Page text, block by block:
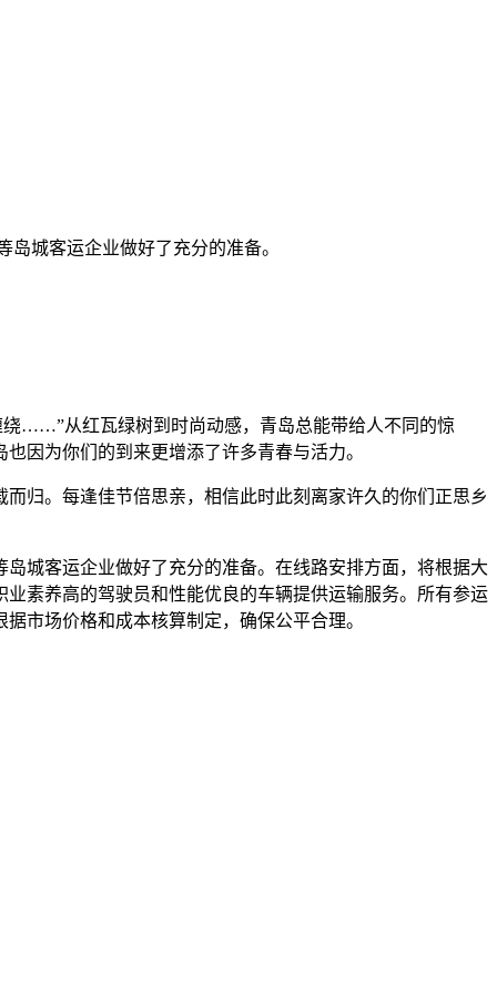
城客运企业做好了充分的准备。
……”从红瓦绿树到时尚动感，青岛总能带给人不同的惊
因为你们的到来更增添了许多青春与活力。
归。每逢佳节倍思亲，相信此时此刻离家许久的你们正思乡
城客运企业做好了充分的准备。在线路安排方面，将根据大
素养高的驾驶员和性能优良的车辆提供运输服务。所有参运
市场价格和成本核算制定，确保公平合理。